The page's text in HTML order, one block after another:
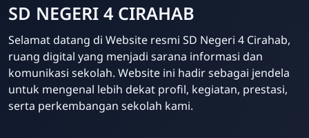
Admin
Online
SD NEGERI 4 CIRAHAB
Selamat datang di Website resmi SD Negeri 4 Cirahab,
ruang digital yang menjadi sarana informasi dan
komunikasi sekolah. Website ini hadir sebagai jendela
untuk mengenal lebih dekat profil, kegiatan, prestasi,
serta perkembangan sekolah kami.